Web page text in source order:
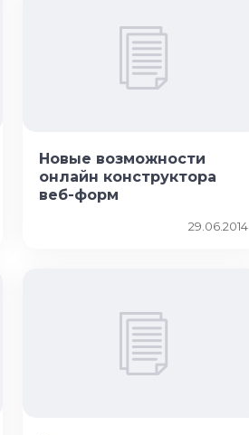
Новые возможности
онлайн конструктора
веб-форм
29.06.2014